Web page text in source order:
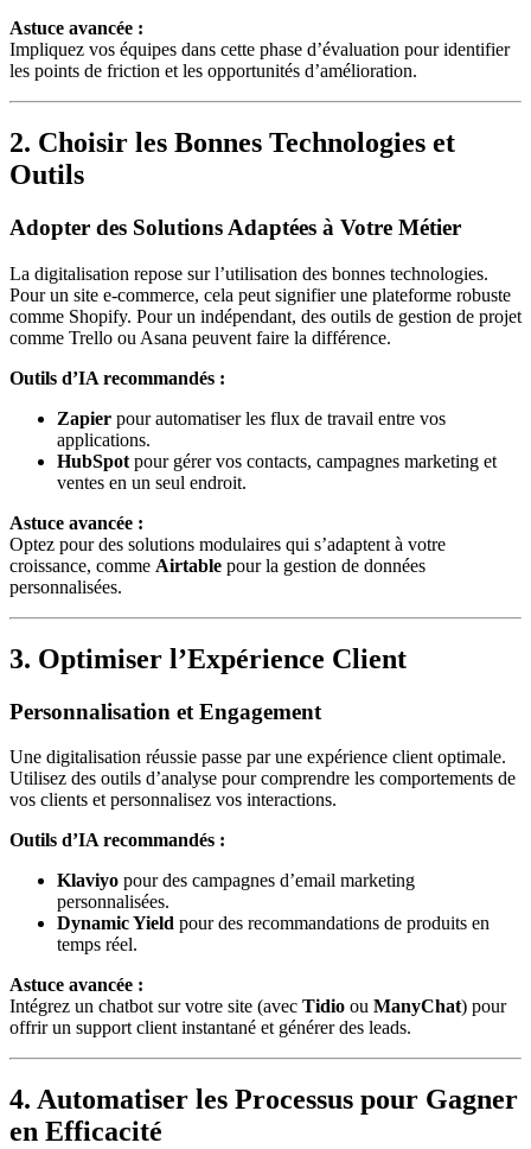
Astuce avancée :
Impliquez vos équipes dans cette phase d’évaluation pour identifier
les points de friction et les opportunités d’amélioration.
2. Choisir les Bonnes Technologies et
Outils
Adopter des Solutions Adaptées à Votre Métier
La digitalisation repose sur l’utilisation des bonnes technologies.
Pour un site e-commerce, cela peut signifier une plateforme robuste
comme Shopify. Pour un indépendant, des outils de gestion de projet
comme Trello ou Asana peuvent faire la différence.
Outils d’IA recommandés :
Zapier pour automatiser les flux de travail entre vos
applications.
HubSpot pour gérer vos contacts, campagnes marketing et
ventes en un seul endroit.
Astuce avancée :
Optez pour des solutions modulaires qui s’adaptent à votre
croissance, comme Airtable pour la gestion de données
personnalisées.
3. Optimiser l’Expérience Client
Personnalisation et Engagement
Une digitalisation réussie passe par une expérience client optimale.
Utilisez des outils d’analyse pour comprendre les comportements de
vos clients et personnalisez vos interactions.
Outils d’IA recommandés :
Klaviyo pour des campagnes d’email marketing
personnalisées.
Dynamic Yield pour des recommandations de produits en
temps réel.
Astuce avancée :
Intégrez un chatbot sur votre site (avec Tidio ou ManyChat) pour
offrir un support client instantané et générer des leads.
4. Automatiser les Processus pour Gagner
en Efficacité